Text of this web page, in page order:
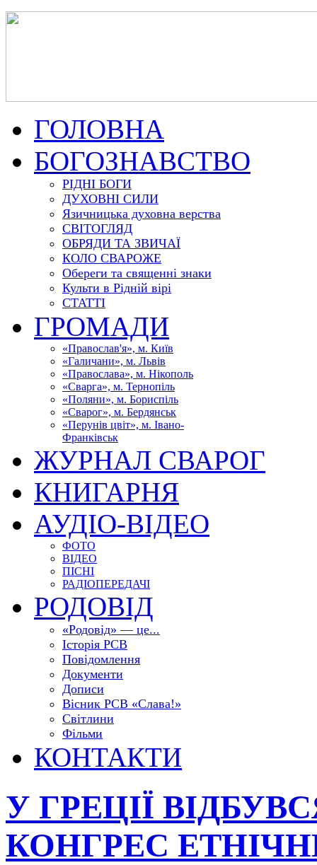
ГОЛОВНА
БОГОЗНАВСТВО
РІДНІ БОГИ
ДУХОВНІ СИЛИ
Язичницька духовна верства
СВІТОГЛЯД
ОБРЯДИ ТА ЗВИЧАЇ
КОЛО СВАРОЖЕ
Обереги та священні знаки
Культи в Рідній вірі
СТАТТІ
ГРОМАДИ
«Православ'я», м. Київ
«Галичани», м. Львів
«Православа», м. Нікополь
«Сварга», м. Тернопіль
«Поляни», м. Бориспіль
«Сварог», м. Бердянськ
«Перунів цвіт», м. Івано-
Франківськ
ЖУРНАЛ СВАРОГ
КНИГАРНЯ
АУДІО-ВІДЕО
ФОТО
ВІДЕО
ПІСНІ
РАДІОПЕРЕДАЧІ
РОДОВІД
«Родовід» — це...
Історія РСВ
Повідомлення
Документи
Дописи
Вісник РСВ «Слава!»
Світлини
Фільми
КОНТАКТИ
У ГРЕЦІЇ
КОНГРЕС